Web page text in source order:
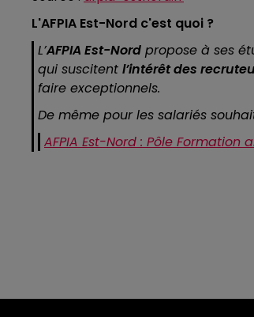
L'AFPIA Est-Nord c'est quoi ?
L’AFPIA Est-Nord propose à ses
qui suscitent l’intérêt des
faire exceptionnels.
De même pour les salariés
AFPIA Est-Nord : Pôle